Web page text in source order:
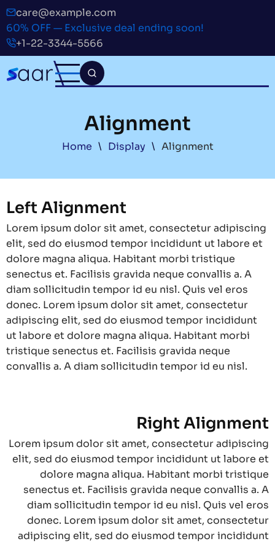
Skip
to
main
content
care@example.com
60% OFF — Exclusive deal ending soon!
+1-22-3344-5566
Alignment
Breadcrumb
Home Display Alignment
Left Alignment
Lorem ipsum dolor sit amet, consectetur adipiscing
elit, sed do eiusmod tempor incididunt ut labore et
dolore magna aliqua. Habitant morbi tristique
senectus et. Facilisis gravida neque convallis a. A
diam sollicitudin tempor id eu nisl. Quis vel eros
donec. Lorem ipsum dolor sit amet, consectetur
adipiscing elit, sed do eiusmod tempor incididunt
ut labore et dolore magna aliqua. Habitant morbi
tristique senectus et. Facilisis gravida neque
convallis a. A diam sollicitudin tempor id eu nisl.
Right Alignment
Lorem ipsum dolor sit amet, consectetur adipiscing
elit, sed do eiusmod tempor incididunt ut labore et
dolore magna aliqua. Habitant morbi tristique
senectus et. Facilisis gravida neque convallis a. A
diam sollicitudin tempor id eu nisl. Quis vel eros
donec. Lorem ipsum dolor sit amet, consectetur
adipiscing elit, sed do eiusmod tempor incididunt